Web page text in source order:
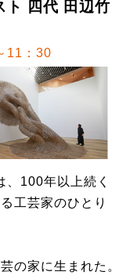
ト 四代 田辺竹
11：30
100年以上続く
工芸家のひとり
の家に生まれた。